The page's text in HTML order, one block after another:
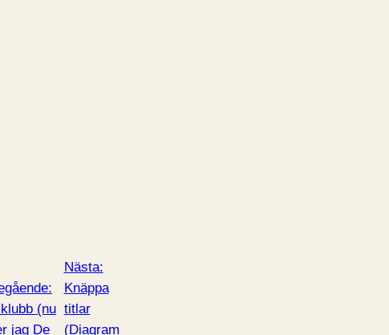
(nu
jag De
Nästa:
Knäppa
titlar
(Diagram